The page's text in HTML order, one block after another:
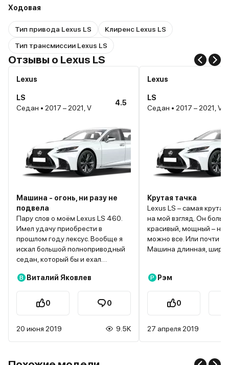
Ходовая
Тип привода Lexus LS
Клиренс Lexus LS
Тип трансмиссии Lexus LS
Отзывы о Lexus LS
Lexus
LS
Седан • 2017 – 2021, V
4.5
Машина - огонь, ни разу не
подвела
Пару слов о моём Lexus LS 460.
Имел удачу приобрести в
прошлом году лексус. Вообще я
искал большой полноприводный
седан, который бы и ехал
себя на дороге. Поэтому
наслышанный о вечных Лексусах,
которые проходят и 500 тысяч
понравилась модель ЛС. Тут всё,
что мне нужно. Эдакий Мерседес
уже вскоре я искал доступные
В Виталий Яковлев
0 0
20 июня 2019 9.5K
Lexus
LS
Седан • 2017 – 2021, V
Крутая тачка
Lexus LS – самая
на мой взгляд. Он
красивый, мощный – на
можно все. Или почти
Машина длинная,
удивительных форм.
один раз – узнаешь где
Линии кузова
маневренный.
камеры видеообзора,
кожа в салоне чёрная –
Р Рэм
0
27 апреля 2019